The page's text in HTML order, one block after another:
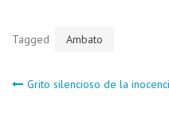
Tagged Ambato
Grito silencioso de la